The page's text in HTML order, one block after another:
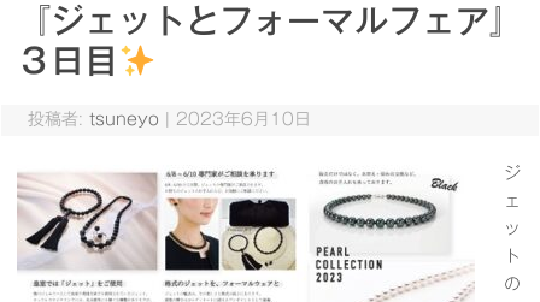
『ジェットとフォーマルフェア』
３日目
投稿者: tsuneyo 2023年6月10日
ジ
ェ
ッ
ト
の